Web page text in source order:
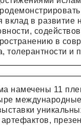
в развитие
в
толерантности и
намечены 11